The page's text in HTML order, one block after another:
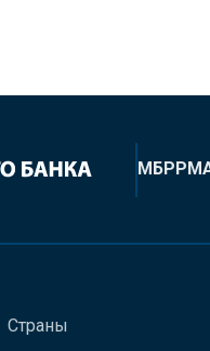
МБРР
Страны